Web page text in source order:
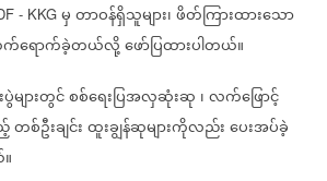
- KKG မှတာဝန်ရှိသူများ၊ဖိတ်ကြားထားသော
ရောက်ခဲ့တယ်လို့ဖော်ပြထားပါတယ်။
များတွင်စစ်ရေးပြအလှဆုံးဆု ၊လက်ဖြောင့်
တစ်ဦးချင်းထူးချွန်ဆုများကိုလည်းပေးအပ်ခဲ့